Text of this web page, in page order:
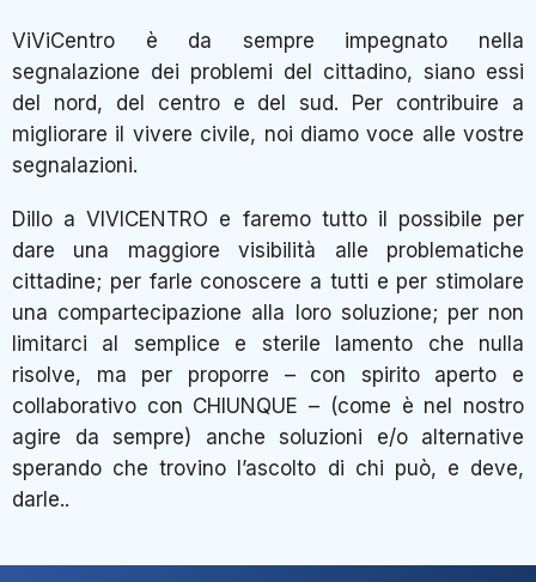
ViViCentro è da sempre impegnato nella
segnalazione dei problemi del cittadino, siano essi
del nord, del centro e del sud. Per contribuire a
migliorare il vivere civile, noi diamo voce alle vostre
segnalazioni.
Dillo a VIVICENTRO e faremo tutto il possibile per
dare una maggiore visibilità alle problematiche
cittadine; per farle conoscere a tutti e per stimolare
una compartecipazione alla loro soluzione; per non
limitarci al semplice e sterile lamento che nulla
risolve, ma per proporre – con spirito aperto e
collaborativo con CHIUNQUE – (come è nel nostro
agire da sempre) anche soluzioni e/o alternative
sperando che trovino l’ascolto di chi può, e deve,
darle..